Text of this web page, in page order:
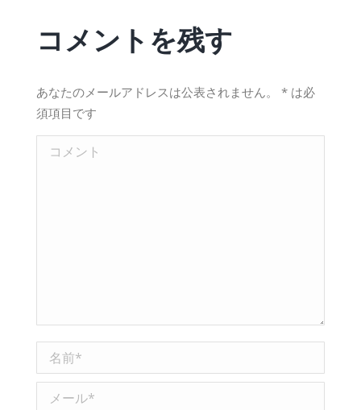
コメントを残す
あなたのメールアドレスは公表されません。 *は必
須項目です
コメント
名前 *
メール *